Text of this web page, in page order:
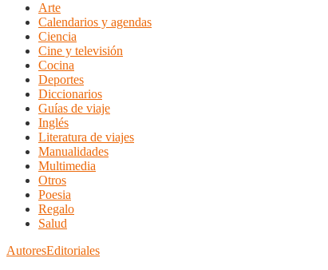
Arte
Calendarios y agendas
Ciencia
Cine y televisión
Cocina
Deportes
Diccionarios
Guías de viaje
Inglés
Literatura de viajes
Manualidades
Multimedia
Otros
Poesia
Regalo
Salud
AutoresEditoriales